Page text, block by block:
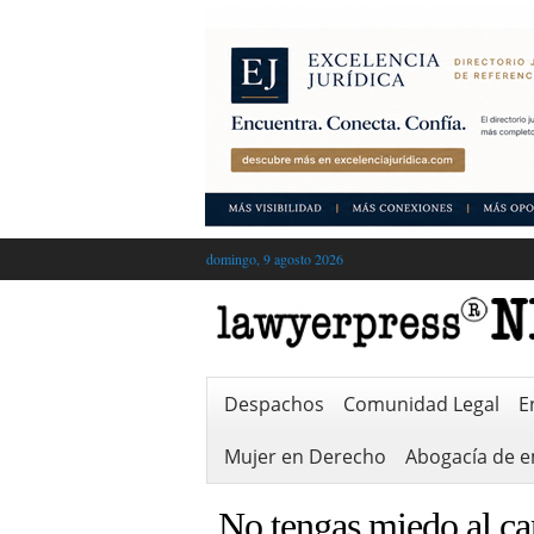
domingo, 9 agosto 2026
Despachos Comunidad Legal
Mujer en Derecho
Abogacía de